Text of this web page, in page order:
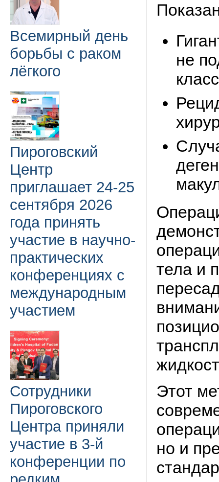
Всемирный день
борьбы с раком
лёгкого
Пироговский
Центр
приглашает 24-25
сентября 2026
года принять
участие в научно-
практических
конференциях с
международным
участием
Сотрудники
Пироговского
Центра приняли
участие в 3-й
конференции по
не
тела и
Этот
но и